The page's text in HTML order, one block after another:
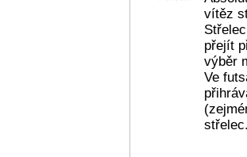
vítěz
přejít
výběr
Ve
střelec.